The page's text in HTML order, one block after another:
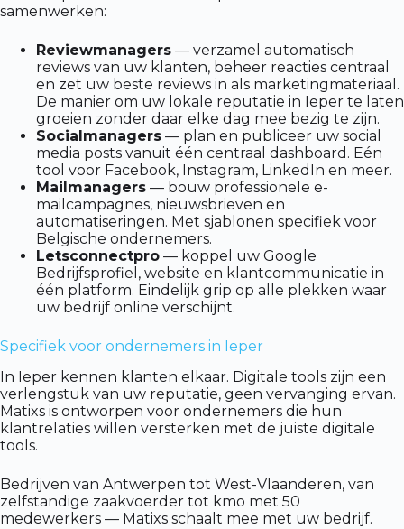
samenwerken:
Reviewmanagers — verzamel automatisch
reviews van uw klanten, beheer reacties centraal
en zet uw beste reviews in als marketingmateriaal.
De manier om uw lokale reputatie in Ieper te laten
groeien zonder daar elke dag mee bezig te zijn.
Socialmanagers — plan en publiceer uw social
media posts vanuit één centraal dashboard. Eén
tool voor Facebook, Instagram, LinkedIn en meer.
Mailmanagers — bouw professionele e-
mailcampagnes, nieuwsbrieven en
automatiseringen. Met sjablonen specifiek voor
Belgische ondernemers.
Letsconnectpro — koppel uw Google
Bedrijfsprofiel, website en klantcommunicatie in
één platform. Eindelijk grip op alle plekken waar
uw bedrijf online verschijnt.
Specifiek voor ondernemers in Ieper
In Ieper kennen klanten elkaar. Digitale tools zijn een
verlengstuk van uw reputatie, geen vervanging ervan.
Matixs is ontworpen voor ondernemers die hun
klantrelaties willen versterken met de juiste digitale
tools.
Bedrijven van Antwerpen tot West-Vlaanderen, van
zelfstandige zaakvoerder tot kmo met 50
medewerkers — Matixs schaalt mee met uw bedrijf.